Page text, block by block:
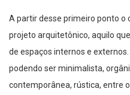
A partir desse primeiro ponto o
projeto arquitetônico, aquilo
de espaços internos e
podendo ser minimalista,
contemporânea, rústica, entre